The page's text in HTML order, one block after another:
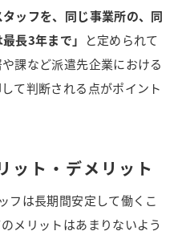
タッフを、同じ事業所の、同
長3年まで」
と定められて
課など派遣先企業における
て判断される点がポイント
ット・デメリット
フは長期間安定して働くこ
メリットはあまりないよう